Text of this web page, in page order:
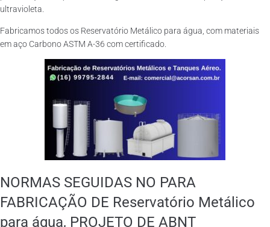
ultravioleta.
Fabricamos todos os Reservatório Metálico para água, com materiais
em aço Carbono ASTM A-36 com certificado.
NORMAS SEGUIDAS NO PARA
FABRICAÇÃO DE Reservatório Metálico
para água, PROJETO DE ABNT